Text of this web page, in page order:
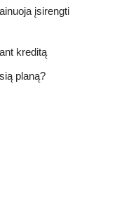
įsirengti
kreditą
planą?